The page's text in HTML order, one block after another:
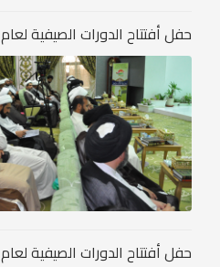
حفل أفتتاح الدورات الصيفية لعام 1436هـ/2015م
حفل أفتتاح الدورات الصيفية لعام 1436هـ/2015م